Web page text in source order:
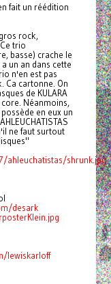
fait un réédition
rock,
trio
basse) crache le
un an dans cette
n'en est pas
Ca cartonne. On
de KULARA
Néanmoins,
en eux un
ne faut surtout
ahleuchatistas/shrunk.jpg
desark
lewiskarloff